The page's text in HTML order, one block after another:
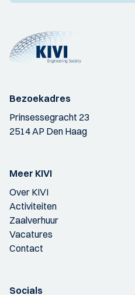
Bezoekadres
Prinsessegracht 23
2514 AP Den Haag
Meer KIVI
Over KIVI
Activiteiten
Zaalverhuur
Vacatures
Contact
Socials